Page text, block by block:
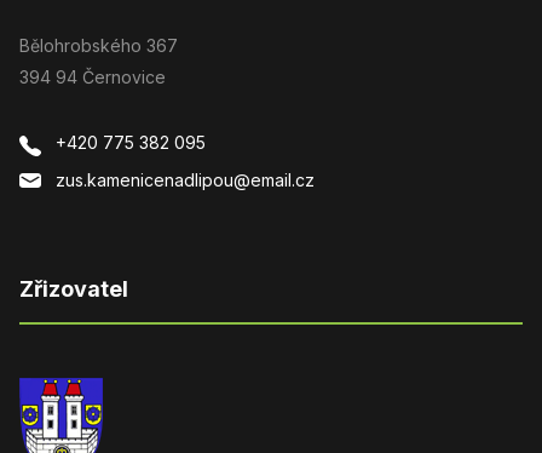
Bělohrobského 367
394 94 Černovice
+420 775 382 095
zus.kamenicenadlipou@email.cz
Zřizovatel